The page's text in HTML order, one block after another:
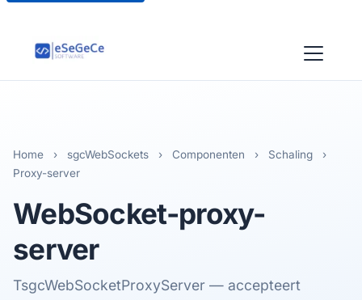
Home › sgcWebSockets › Componenten › Schaling
›
Proxy-server
WebSocket-proxy-
server
TsgcWebSocketProxyServer — accepteert